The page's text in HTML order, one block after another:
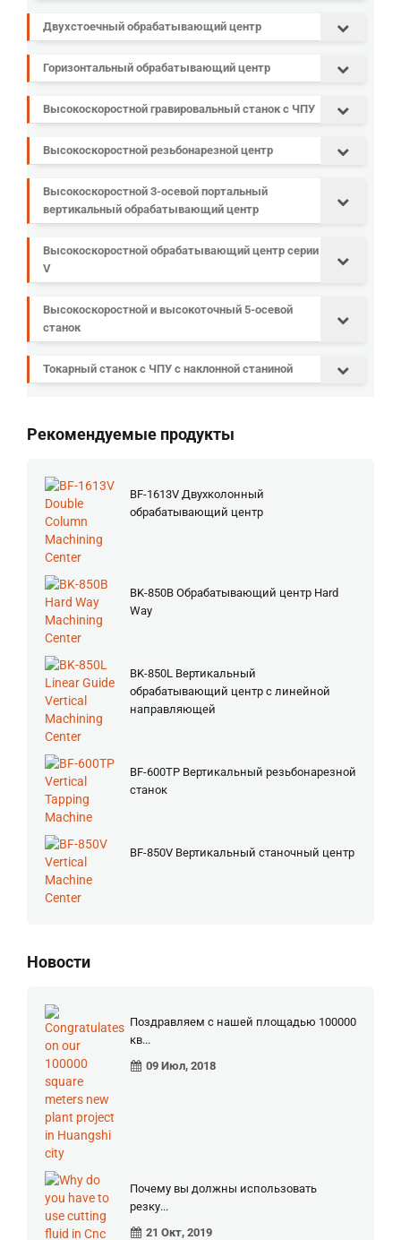
Двухстоечный обрабатывающий центр
Горизонтальный обрабатывающий центр
Высокоскоростной гравировальный станок с ЧПУ
Высокоскоростной резьбонарезной центр
Высокоскоростной 3-осевой портальный
вертикальный обрабатывающий центр
Высокоскоростной обрабатывающий центр серии
V
Высокоскоростной и высокоточный 5-осевой
станок
Токарный станок с ЧПУ с наклонной станиной
Рекомендуемые продукты
BF-1613V Двухколонный
обрабатывающий центр
BK-850B Обрабатывающий центр Hard
Way
BK-850L Вертикальный
обрабатывающий центр с линейной
направляющей
BF-600TP Вертикальный резьбонарезной
станок
BF-850V Вертикальный станочный центр
Новости
Поздравляем с нашей площадью 100000
кв...
09 Июл, 2018
Почему вы должны использовать
резку...
21 Окт, 2019